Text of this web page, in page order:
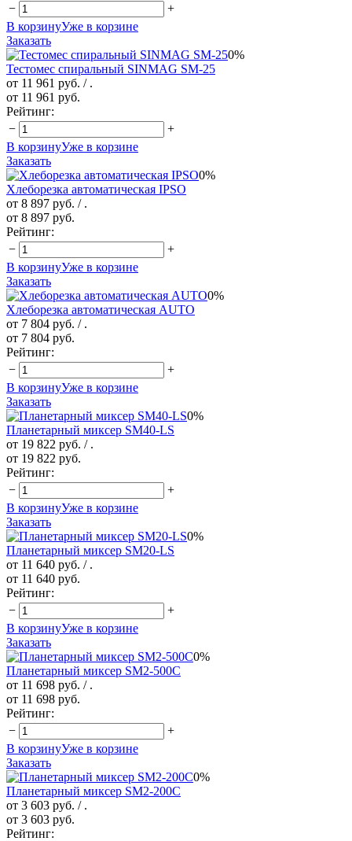
−
+
В корзинуУже в корзине
Заказать
0%
Тестомес спиральный SINMAG SМ-25
от 11 961 руб. / .
от 11 961 руб.
Рейтинг:
−
+
В корзинуУже в корзине
Заказать
0%
Хлеборезка автоматическая IPSO
от 8 897 руб. / .
от 8 897 руб.
Рейтинг:
−
+
В корзинуУже в корзине
Заказать
0%
Хлеборезка автоматическая AUTO
от 7 804 руб. / .
от 7 804 руб.
Рейтинг:
−
+
В корзинуУже в корзине
Заказать
0%
Планетарный миксер SM40-LS
от 19 822 руб. / .
от 19 822 руб.
Рейтинг:
−
+
В корзинуУже в корзине
Заказать
0%
Планетарный миксер SM20-LS
от 11 640 руб. / .
от 11 640 руб.
Рейтинг:
−
+
В корзинуУже в корзине
Заказать
0%
Планетарный миксер SM2-500C
от 11 698 руб. / .
от 11 698 руб.
Рейтинг:
−
+
В корзинуУже в корзине
Заказать
0%
Планетарный миксер SM2-200C
от 3 603 руб. / .
от 3 603 руб.
Рейтинг: